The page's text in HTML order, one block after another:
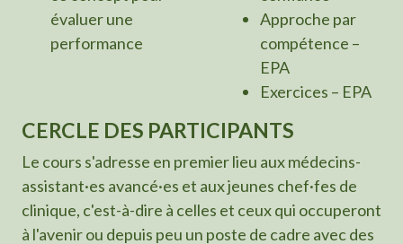
évaluer une
performance
Approche par
compétence –
EPA
Exercices – EPA
CERCLE DES PARTICIPANTS
Le cours s'adresse en premier lieu aux médecins-
assistant·es avancé·es et aux jeunes chef·fes de
clinique, c'est-à-dire à celles et ceux qui occuperont
à l'avenir ou depuis peu un poste de cadre avec des